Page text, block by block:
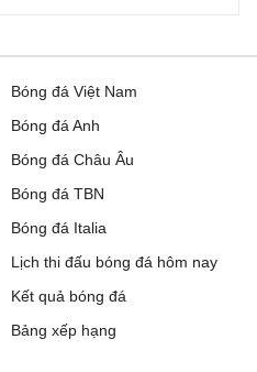
Bóng đá Việt Nam
Bóng đá Anh
Bóng đá Châu Âu
Bóng đá TBN
Bóng đá Italia
Lịch thi đấu bóng đá hôm nay
Kết quả bóng đá
Bảng xếp hạng